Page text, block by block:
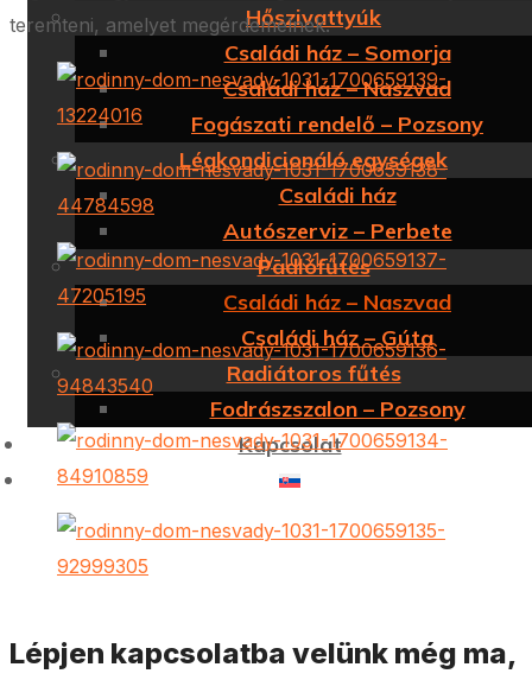
Hőszivattyúk
Családi ház – Somorja
Családi ház – Naszvad
Fogászati rendelő – Pozsony
Légkondicionáló egységek
Családi ház
Autószerviz – Perbete
Padlófűtés
Családi ház – Naszvad
Családi ház – Gúta
Radiátoros fűtés
Fodrászszalon – Pozsony
Kapcsolat
teremteni, amelyet megérdemelnek.
Lépjen kapcsolatba velünk még ma,